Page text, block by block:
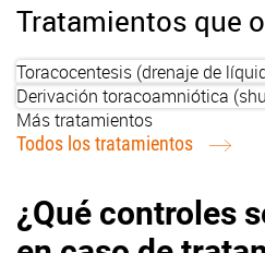
Tratamientos que
Toracocentesis (drenaje de
Derivación toracoamniótica
Más tratamientos
Todos los tratamientos
¿Qué controles